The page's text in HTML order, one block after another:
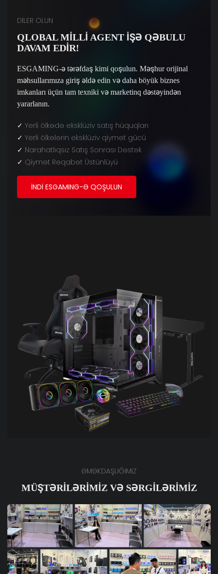
DİLER OLUN
QLOBAL MILLI AGENT İŞƏ QƏBULU
DAVAM EDIR!
ESGAMING-ə tərəfdaş kimi qoşulun. Məşhur orijinal
məhsullarımıza giriş əldə edin və daha böyük biznes
imkanları üçün tam texniki və marketinq dəstəyindən
yararlanın.
✓ Yerli ölkədə eksklüziv satış hüquqları
✓ Yerli ölkələrin eksklüziv qiymət gücü
✓ Narahatlıqsız Satış Sonrası Dəstək
✓ Qiymət Rəqabət Üstünlüyü
İNDI ESGAMING-Ə QOŞULUN
ƏMƏKDAŞLIĞIMIZ
MÜŞTƏRILƏRIMIZ VƏ SƏRGILƏRIMIZ